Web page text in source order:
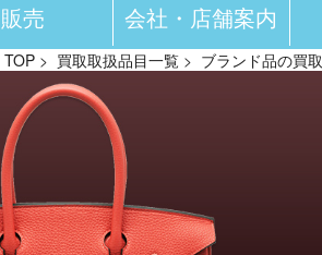
販売 会社・店舗案内
TOP > 買取取扱品目一覧 > ブランド品の買取